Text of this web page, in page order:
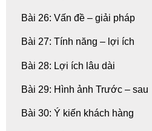
Bài 26: Vấn đề – giải pháp
Bài 27: Tính năng – lợi ích
Bài 28: Lợi ích lâu dài
Bài 29: Hình ảnh Trước – sau
Bài 30: Ý kiến khách hàng